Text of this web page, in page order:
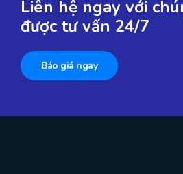
Liên hệ ngay với
được tư vấn 24/7
Báo giá ngay